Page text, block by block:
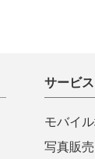
サービス
モバイ
写真販売